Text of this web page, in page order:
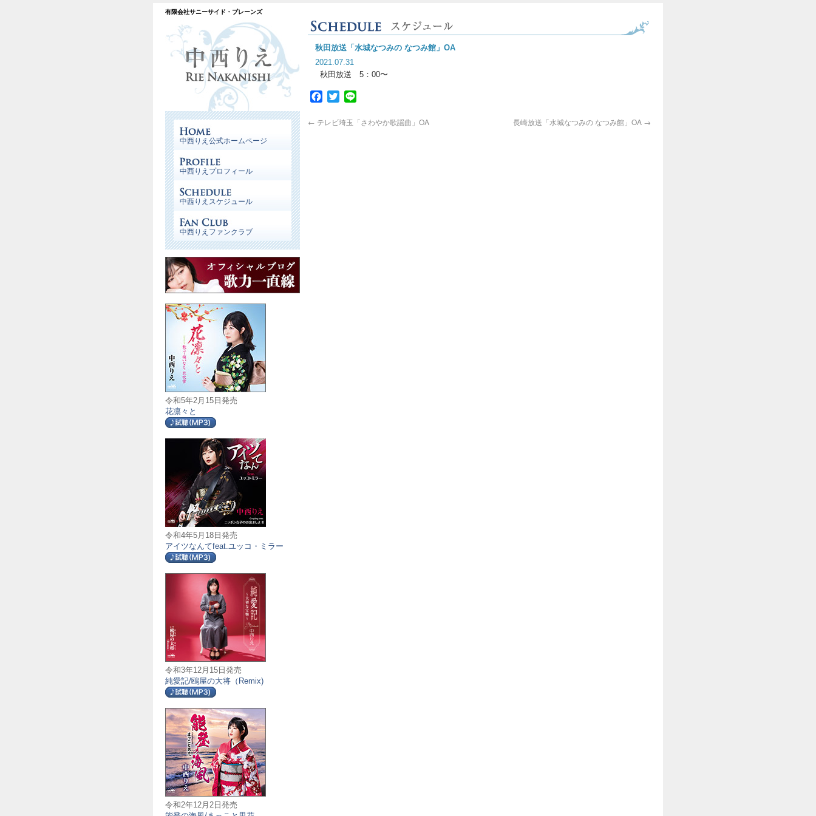
有限会社サニーサイド・ブレーンズ
秋田放送「水城なつみの なつみ館」OA
2021.07.31
秋田放送 5：00〜
Facebook
Twitter
← テレビ埼玉「さわやか歌謡曲」OA 長崎放送「水城なつみの なつみ館」OA →
中西りえ公式ホームページ
中西りえプロフィール
中西りえスケジュール
中西りえファンクラブ
令和5年2月15日発売
花凛々と
令和4年5月18日発売
アイツなんてfeat.ユッコ・ミラー
令和3年12月15日発売
純愛記/鴎屋の大将（Remix)
令和2年12月2日発売